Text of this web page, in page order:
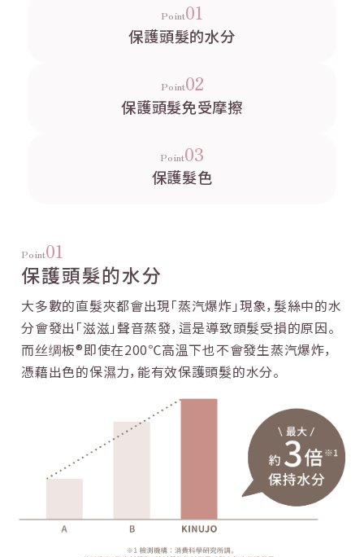
Point01
保護頭髮的水分
Point02
保護頭髮免受摩擦
Point03
保護髮色
Point01
保護頭髮的水分
大多數的直髮夾都會出現「蒸汽爆炸」現象， 髮絲中的水
分會發出「滋滋」聲音蒸發， 這是導致頭髮受損的原因。
而丝绸板®即使在200℃高溫下也不會發生蒸汽爆炸，
憑藉出色的保濕力， 能有效保護頭髮的水分。